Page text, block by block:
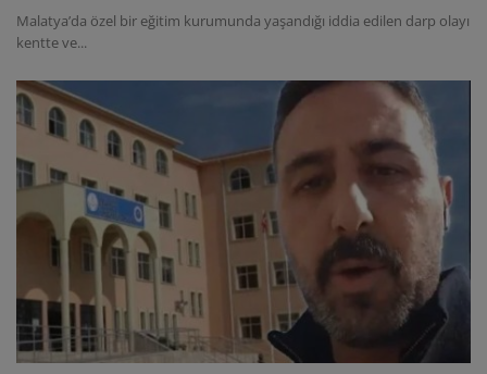
Malatya’da özel bir eğitim kurumunda yaşandığı iddia edilen darp olayı
kentte ve...